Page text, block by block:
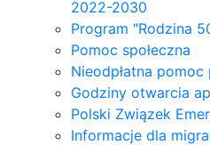
2022-2030
Program "Rodzina
Pomoc społeczna
Nieodpłatna pomoc
Godziny otwarcia
Polski Związek
Informacje dla